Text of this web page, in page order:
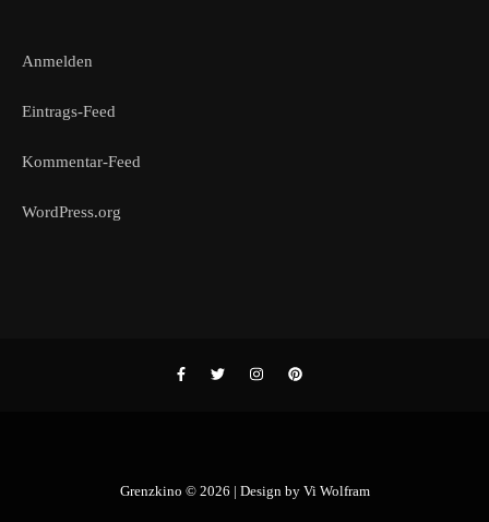
Anmelden
Eintrags-Feed
Kommentar-Feed
WordPress.org
Grenzkino © 2026 | Design by Vi Wolfram